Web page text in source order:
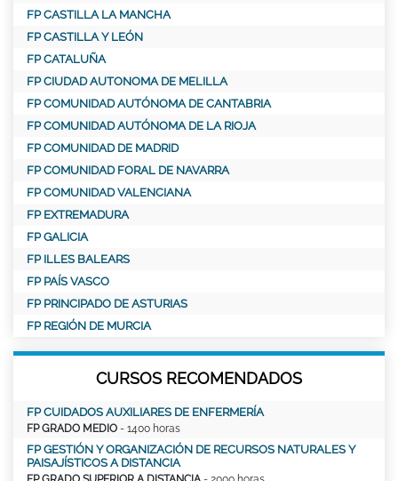
FP CASTILLA LA MANCHA
FP CASTILLA Y LEÓN
FP CATALUÑA
FP CIUDAD AUTONOMA DE MELILLA
FP COMUNIDAD AUTÓNOMA DE CANTABRIA
FP COMUNIDAD AUTÓNOMA DE LA RIOJA
FP COMUNIDAD DE MADRID
FP COMUNIDAD FORAL DE NAVARRA
FP COMUNIDAD VALENCIANA
FP EXTREMADURA
FP GALICIA
FP ILLES BALEARS
FP PAÍS VASCO
FP PRINCIPADO DE ASTURIAS
FP REGIÓN DE MURCIA
CURSOS RECOMENDADOS
FP CUIDADOS AUXILIARES DE ENFERMERÍA
FP GRADO MEDIO - 1400 horas
FP GESTIÓN Y ORGANIZACIÓN DE RECURSOS NATURALES Y
PAISAJÍSTICOS A DISTANCIA